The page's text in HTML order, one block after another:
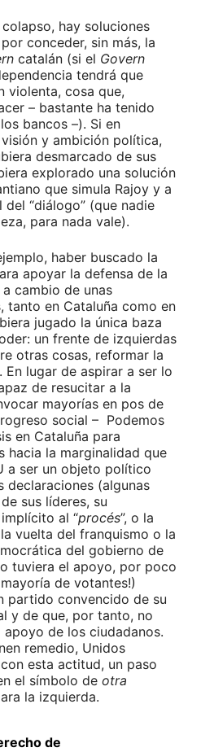
hay soluciones
conceder, sin más, la
catalán (si el Govern
tendrá que
violenta, cosa que,
– bastante ha tenido
bancos –). Si en
y ambición política,
desmarcado de sus
explorado una solución
que simula Rajoy y a
“diálogo” (que nadie
para nada vale).
haber buscado la
apoyar la defensa de la
cambio de unas
tanto en Cataluña como en
jugado la única baza
un frente de izquierdas
otras cosas, reformar la
lugar de aspirar a ser lo
de resucitar a la
mayorías en pos de
social – Podemos
en Cataluña para
hacia la marginalidad que
a ser un objeto político
declaraciones (algunas
sus líderes, su
al “procés”, o la
vuelta del franquismo o la
del gobierno de
tuviera el apoyo, por poco
de votantes!)
partido convencido de su
y de que, por tanto, no
de los ciudadanos.
remedio, Unidos
esta actitud, un paso
el símbolo de otra
la izquierda.
de